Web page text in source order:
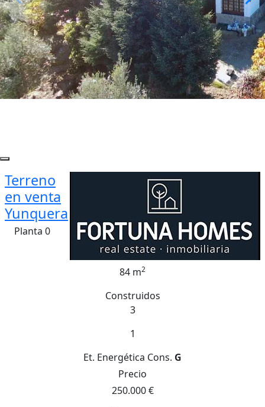
Terreno
en venta
Yunquera
Planta 0
84 m2
Construidos
3
1
Et. Energética Cons. G
Precio
250.000 €